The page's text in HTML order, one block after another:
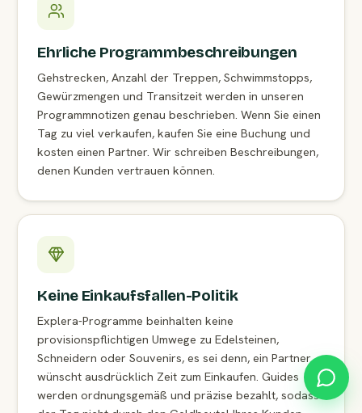
Ehrliche Programmbeschreibungen
Gehstrecken, Anzahl der Treppen, Schwimmstopps,
Gewürzmengen und Transitzeit werden in unseren
Programmnotizen genau beschrieben. Wenn Sie einen
Tag zu viel verkaufen, kaufen Sie eine Buchung und
kosten einen Partner. Wir schreiben Beschreibungen,
denen Kunden vertrauen können.
Keine Einkaufsfallen-Politik
Explera-Programme beinhalten keine
provisionspflichtigen Umwege zu Edelsteinen,
Schneidern oder Souvenirs, es sei denn, ein Partner
wünscht ausdrücklich Zeit zum Einkaufen. Guides
werden ordnungsgemäß und präzise bezahlt, sodass